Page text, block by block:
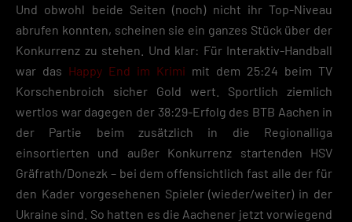
Und obwohl beide Seiten (noch) nicht ihr Top-Niveau
abrufen konnten, scheinen sie ein ganzes Stück über der
Konkurrenz zu stehen. Und klar: Für Interaktiv-Handball
war das Happy End im Krimi mit dem 25:24 beim TV
Korschenbroich sicher Gold wert. Sportlich ziemlich
wertlos war dagegen der 38:29-Erfolg des BTB Aachen in
der Partie beim zusätzlich in die Regionalliga
einsortierten und außer Konkurrenz startenden HSV
Gräfrath/Donezk – bei dem offensichtlich fast alle der für
den Kader vorgesehenen Spieler (wieder/weiter) in der
Ukraine sind. So hatten es die Aachener jetzt vorwiegend